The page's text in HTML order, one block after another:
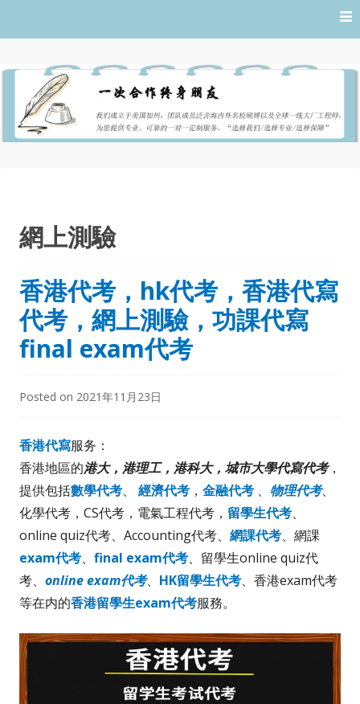
網上測驗
香港代考，hk代考，香港代寫
代考，網上測驗，功課代寫
final exam代考
Posted on 2021年11月23日
香港代寫服务：
香港地區的港大，港理工，港科大，城市大學代寫代考，
提供包括數學代考、 經濟代考 ， 金融代考 、 物理代考、
化學代考，CS代考，電氣工程代考， 留學生代考、
online quiz代考、Accounting代考、 網課代考、網課
exam代考、 final exam代考、留學生online quiz代
考、 online exam代考、 HK留學生代考、香港exam代考
等在内的香港留學生exam代考服務。